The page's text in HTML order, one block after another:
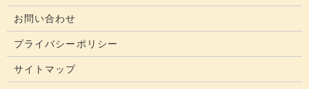
お問い合わせ
プライバシーポリシー
サイトマップ